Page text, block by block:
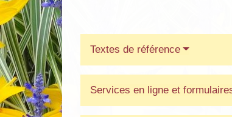
Textes de référence
Services en ligne et